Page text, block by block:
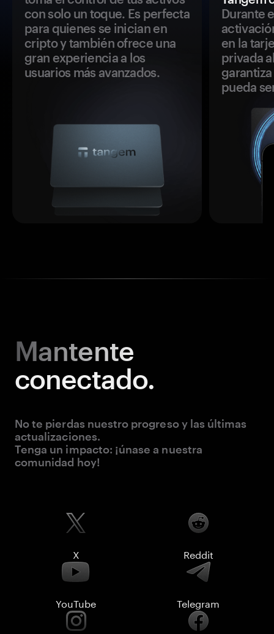
con solo un toque. Es perfecta
para quienes se inician en
cripto y también ofrece una
gran experiencia a los
usuarios más avanzados.
Durante
en la
privada
pueda
Mantente
conectado.
No te pierdas nuestro progreso y las últimas
actualizaciones.
Tenga un impacto: ¡únase a nuestra
comunidad hoy!
X Reddit
YouTube Telegram